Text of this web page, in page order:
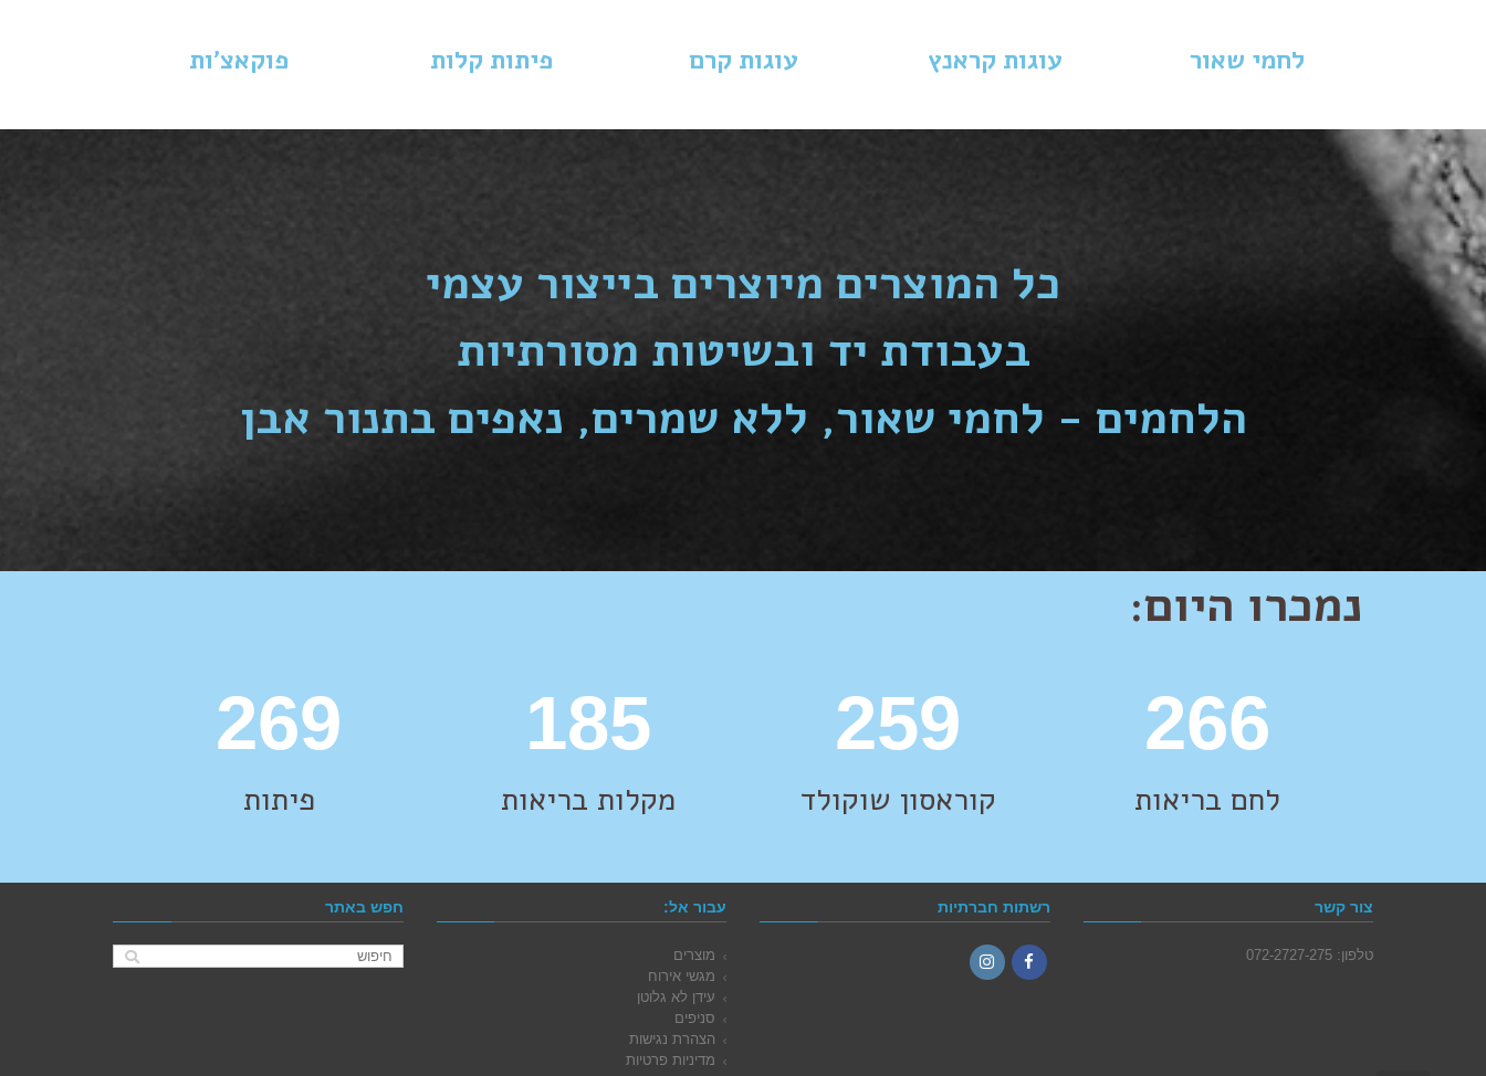
לחמי שאור עוגות קראנץ עוגות קרם פיתות קלות פוקאצ'ות
כל המוצרים מיוצרים בייצור עצמי
בעבודת יד ובשיטות מסורתיות
הלחמים - לחמי שאור, ללא שמרים, נאפים בתנור אבן
נמכרו היום:
378
לחם בריאות
308
קוראסון שוקולד
185
מקלות בריאות
383
פיתות
צור קשר
טלפון: 072-2727-275
רשתות חברתיות עבור אל:
מוצרים
מגשי אירוח
עידן לא גלוטן
סניפים
הצהרת נגישות
מדיניות פרטיות
חפש באתר